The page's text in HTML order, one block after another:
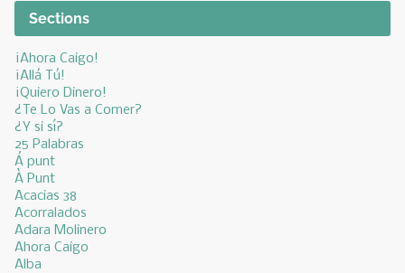
Sections
¡Ahora Caigo!
¡Allá Tú!
¡Quiero Dinero!
¿Te Lo Vas a Comer?
¿Y si sí?
25 Palabras
Á punt
À Punt
Acacias 38
Acorralados
Adara Molinero
Ahora Caigo
Alba